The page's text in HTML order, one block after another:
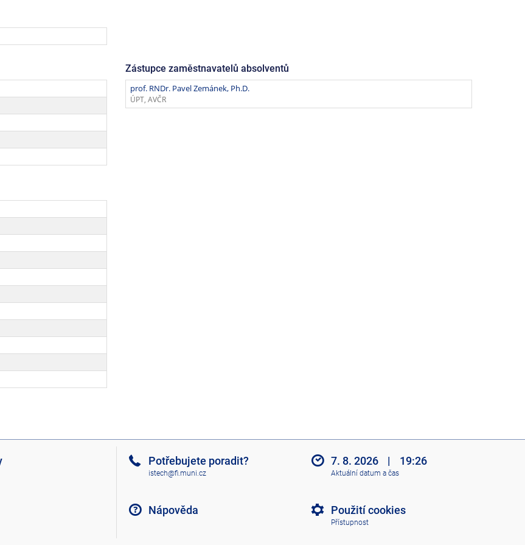
Zástupce zaměstnavatelů absolventů
prof. RNDr. Pavel Zemánek, Ph.D.
ÚPT, AVČR
Potřebujete poradit?
istech@fi.muni.cz
Nápověda
7. 8. 2026 | 19:26
Aktuální datum a čas
Použití cookies
Přístupnost